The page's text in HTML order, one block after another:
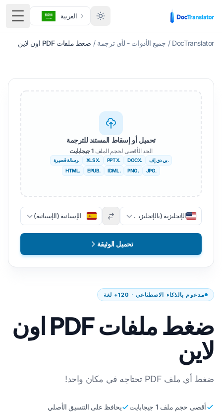
العربية
قائمة
DocTranslator
/ جميع الأدوات - لأي ترجمة / ضغط ملفات PDF اون لاين
مدعوم بالذكاء الاصطناعي · 120+ لغة
ضغط ملفات PDF اون
لاين
ضغط أي ملف PDF تحتاجه في مكان واحد!
أقصى حجم ملف 1 جيجابايت يحافظ على التنسيق الأصلي
تحميل أو إسقاط المستند للترجمة
الحد الأقصى لحجم الملف 1 جيجابايت
.بي دي إف .DOCX
.PPTX
.XLSX
.رسالة قصيرة
.JPG
.PNG
.IDML
.EPUB
.HTML
الإنجليزية (بالإنجليزية) الإسبانية (الإسبانية)
تحميل الوثيقة